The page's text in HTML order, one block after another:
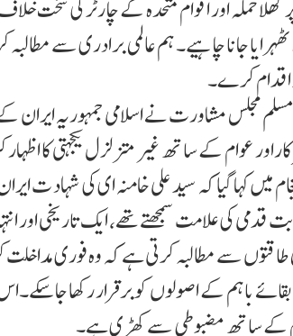
کھلا حملہ اور اقوام متحدہ کے چارٹر کی
جانا چاہیے۔ ہم عالمی برادری سے
اقدام کرے۔
مجلس مشاورت نے اسلامی جمہوریہ ایران
عوام کے ساتھ غیر متزلزل یکجہتی کا
میں کہا گیا کہ سید علی خامنہ ای کی شہاد ت
قدمی کی علامت سمجھتے تھے، ایک تاریخی اور
طاقتوں سے مطالبہ کرتی ہے کہ وہ فوری
باہم کے اصولوں کو برقرار رکھا جا
کے ساتھ مضبوطی سے کھڑی ہے۔